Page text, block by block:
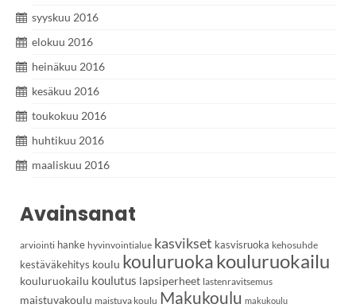
syyskuu 2016
elokuu 2016
heinäkuu 2016
kesäkuu 2016
toukokuu 2016
huhtikuu 2016
maaliskuu 2016
Avainsanat
arviointi hanke hyvinvointialue kasvikset kasvisruoka kehosuhde
kestäväkehitys koulu kouluruokakouluruokailu
kouluruokailu koulutus lapsiperheet lastenravitsemus
maistuvakoulu maistuva koulu Makukoulu makukoulu